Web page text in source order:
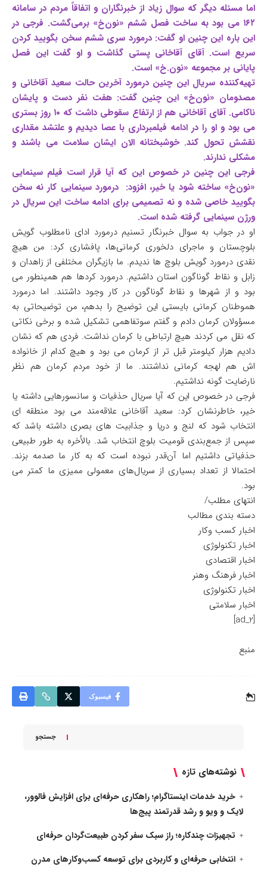
اما مسئله دیگر که سوال زیاد از خبرنگاران و اتفاقاً مردم در سامانه
۱۶۲ می بود به ساخت فصل ششم «نون‌خ» برمی‌گشت. فرجی در
این باره این چنین او گفت: درمورد سری ششم سخن بگویید کردن
سریع است. آقای آقاخانی پستی گذاشت و او گفت این فصل
پایانی بر مجموعه «نون.خ» است.
تهیه‌کننده سریال این چنین درمورد آخرین حالت سعید آقاخانی و
مصدومان «نون‌خ» این چنین گفت: هفت نفر دست و پایشان
ناکامی. آقای آقاخانی هم از ارتفاع سقوطی داشت که ۱۰ روز بستری
می بود و او را در ادامه فیلمبرداری با عصا دیدیم و علتشد مقداری
نقشش تحول کند. خوشبختانه الان ایشان سلامت می باشند و
مشکلی ندارند.
فرجی این چنین در خصوص این که آیا قرار است فیلم سینمایی
«نون‌خ» ساخته شود یا خیر، افزود: درمورد سینمایی کار نه سخن
بگویید خاصی شده و نه تصمیمی برای ادامه ساخت این سریال در
ورژن سینمایی گرفته شده است.
او در جواب به سوال خبرنگار تسنیم درمورد ادای نامطلوب گویش
بلوچستان و ماجرای دلخوری کرمانی‌ها، پافشاری کرد: من هیچ
نقدی درمورد گویش بلوچ ها ندیدم. ما بازیگران مختلفی از زاهدان و
زابل و نقاط گوناگون استان داشتیم. درمورد کردها هم همینطور می
بود و از شهرها و نقاط گوناگون در کار وجود داشتند. اما درمورد
هموطنان کرمانی بایستی این توضیح را بدهم، من توضیحاتی به
مسؤولان کرمان دادم و گفتم سوتفاهمی تشکیل شده و برخی نکاتی
که نقل می کردند هیچ ارتباطی با کرمان نداشت. فردی هم که نشان
دادیم هزار کیلومتر قبل تر از کرمان می بود و هیچ کدام از خانواده
اش هم لهجه کرمانی نداشتند. ما از خود مردم کرمان هم نظر
نارضایت گونه نداشتیم.
فرجی در خصوص این که آیا سریال حذفیات و سانسورهایی داشته یا
خیر، خاطرنشان کرد: سعید آقاخانی علاقه‌مند می بود منطقه ای
انتخاب شود که لنج و دریا و جذابیت های بصری داشته باشد که
سپس از جمع‌بندی قومیت بلوچ انتخاب شد. بالأخره به طور طبیعی
حذفیاتی داشتیم اما آن‌قدر نبوده است که به کار ما صدمه بزند.
احتمالا از تعداد بسیاری از سریال‌های معمولی ممیزی ما کمتر می
بود.
انتهای مطلب/
دسته بندی مطالب
اخبار کسب وکار
اخبار تکنولوژی
اخبار اقتصادی
اخبار فرهنگ وهنر
اخبار تکنولوژی
اخبار سلامتی
[ad_2]
منبع
فیسبوک
جستجو
نوشته‌های تازه
خرید خدمات اینستاگرام؛ راهکاری حرفه‌ای برای افزایش فالوور،
لایک و ویو و رشد قدرتمند پیج‌ها
تجهیزات چندکاره؛ راز سبک سفر کردن طبیعت‌گردان حرفه‌ای
انتخابی حرفه‌ای و کاربردی برای توسعه کسب‌وکارهای مدرن